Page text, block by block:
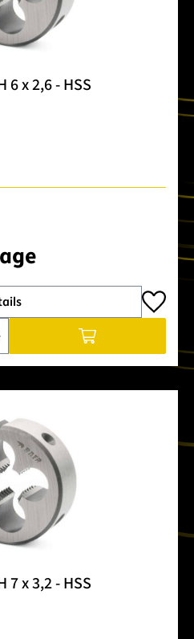
6 x 2,6 - HSS
Wert ein oder
7 x 3,2 - HSS